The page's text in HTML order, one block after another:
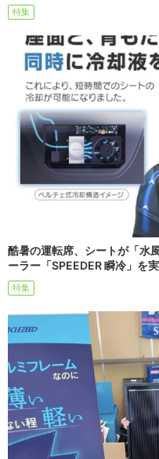
特集
酷暑の運転席、シートが「水
ーラー「SPEEDER 瞬冷」を
特集